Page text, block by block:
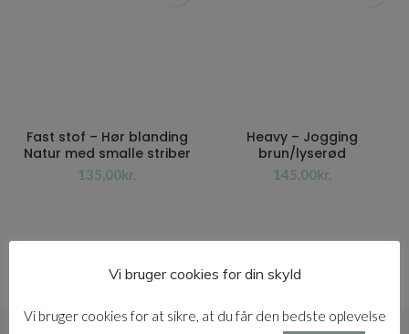
Fast stof – Hør blanding
Natur med smalle striber
kr.
Heavy – Jogging
brun/lyserød
kr.
Vi bruger cookies for din skyld
Vi bruger cookies for at sikre, at du får den bedste oplevelse